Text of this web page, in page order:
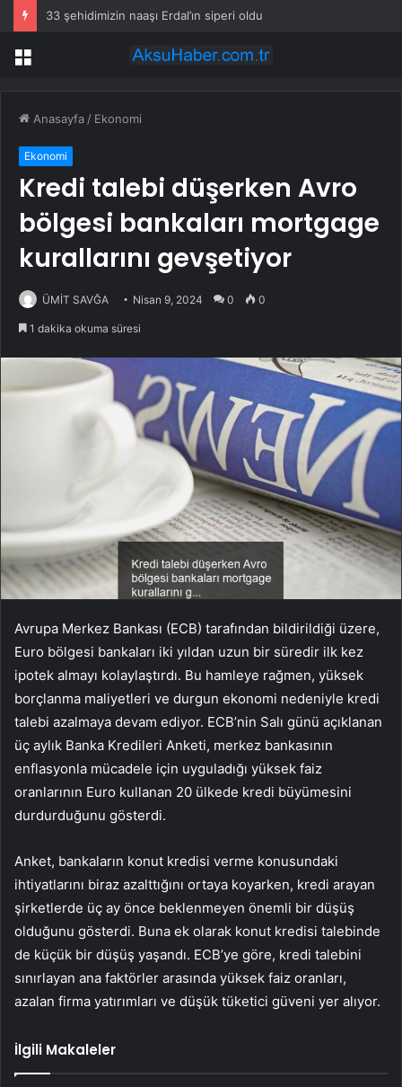
33 şehidimizin naaşı Erdal’ın siperi oldu
Menü
Anasayfa / Ekonomi
Ekonomi
Kredi talebi düşerken Avro
bölgesi bankaları mortgage
kurallarını gevşetiyor
ÜMİT SAVĞA Nisan 9, 2024 0 0
1 dakika okuma süresi
Avrupa Merkez Bankası (ECB) tarafından bildirildiği üzere,
Euro bölgesi bankaları iki yıldan uzun bir süredir ilk kez
ipotek almayı kolaylaştırdı. Bu hamleye rağmen, yüksek
borçlanma maliyetleri ve durgun ekonomi nedeniyle kredi
talebi azalmaya devam ediyor. ECB’nin Salı günü açıklanan
üç aylık Banka Kredileri Anketi, merkez bankasının
enflasyonla mücadele için uyguladığı yüksek faiz
oranlarının Euro kullanan 20 ülkede kredi büyümesini
durdurduğunu gösterdi.
Anket, bankaların konut kredisi verme konusundaki
ihtiyatlarını biraz azalttığını ortaya koyarken, kredi arayan
şirketlerde üç ay önce beklenmeyen önemli bir düşüş
olduğunu gösterdi. Buna ek olarak konut kredisi talebinde
de küçük bir düşüş yaşandı. ECB’ye göre, kredi talebini
sınırlayan ana faktörler arasında yüksek faiz oranları,
azalan firma yatırımları ve düşük tüketici güveni yer alıyor.
İlgili Makaleler